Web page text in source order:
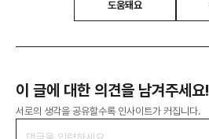
도움돼요
이 글에 대한 의견을 남겨주세요!
서로의 생각을 공유할수록 인사이트가 커집니다.